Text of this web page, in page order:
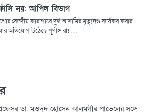
নয়: আপিল বিভাগ
কেন্দ্রীয় কারাগারে দুই আসামির মৃত্যুদণ্ড কার্যকর করার
অভিযোগ উঠেছে পূর্ণাঙ্গ রায়…
প্রফেসর ডা. মওদুদ হোসেন আলমগীর পাভেলের সঙ্গে